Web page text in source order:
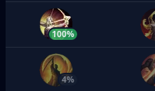
100%
4%